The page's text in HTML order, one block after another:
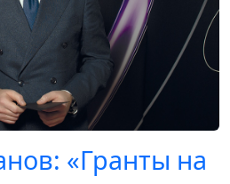
«Гранты на